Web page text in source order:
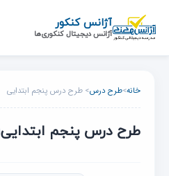
محتوای
اصلی
آژانس کنکور
آژانس دیجیتال کنکوری‌ها
خانه>طرح درس> طرح درس پنجم ابتدایی
طرح درس پنجم ابتدایی